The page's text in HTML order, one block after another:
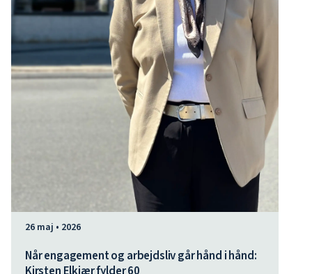
26 maj • 2026
Når engagement og arbejdsliv går hånd i hånd: